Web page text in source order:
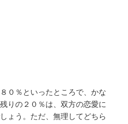
０％といったところで、かな
りの２０％は、双方の恋愛に
ょう。ただ、無理してどちら